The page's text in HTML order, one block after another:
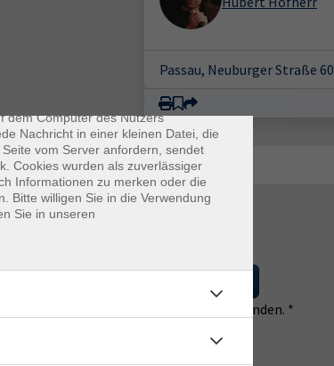
Passau, Neuburger Straße 60
Datenschutzbestimmungen einverstanden. *
Website gesendet und vom Webb
dem Computer des Nutzers
Nachricht in einer kleinen Datei, die
vom Server anfordern, sendet
Cookies wurden als zuverlässiger
Informationen zu merken oder die
Bitte willigen Sie in die Verwendung
Sie in unseren
×